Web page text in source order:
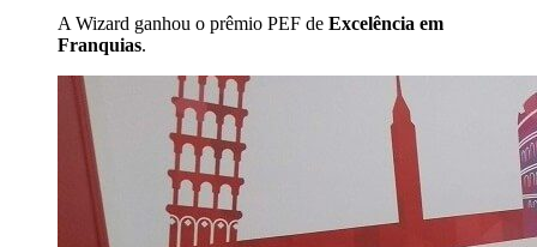
A Wizard ganhou o prêmio PEF de Excelência em
Franquias.